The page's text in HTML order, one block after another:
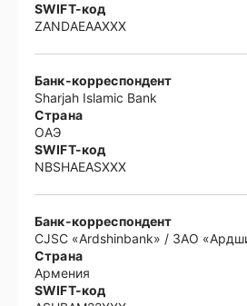
SWIFT-код
ZANDAEAAXXX
Банк-корреспондент
Sharjah Islamic Bank
Страна
ОАЭ
SWIFT-код
NBSHAEASXXX
Банк-корреспондент
CJSC «Ardshinbank» / ЗАО
Страна
Армения
SWIFT-код